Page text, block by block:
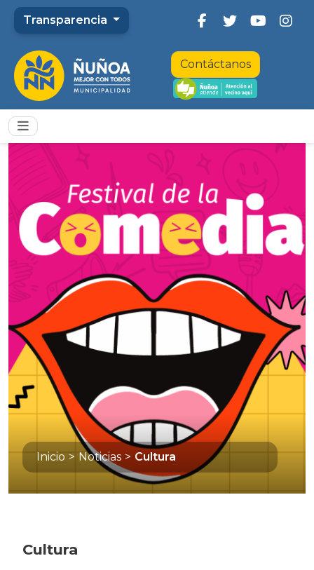
Transparencia
Contáctanos
Inicio > Noticias > Cultura
Cultura